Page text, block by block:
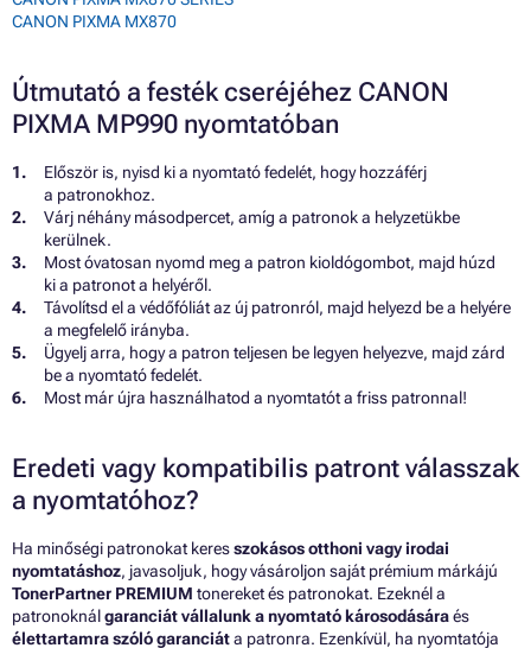
CANON PIXMA MX870
Útmutató a festék cseréjéhez CANON
PIXMA MP990 nyomtatóban
Először is, nyisd ki a nyomtató fedelét, hogy hozzáférj
a patronokhoz.
Várj néhány másodpercet, amíg a patronok a helyzetükbe
kerülnek.
Most óvatosan nyomd meg a patron kioldógombot, majd húzd
ki a patronot a helyéről.
Távolítsd el a védőfóliát az új patronról, majd helyezd be a helyére
a megfelelő irányba.
Ügyelj arra, hogy a patron teljesen be legyen helyezve, majd zárd
be a nyomtató fedelét.
Most már újra használhatod a nyomtatót a friss patronnal!
Eredeti vagy kompatibilis patront válasszak
a nyomtatóhoz?
Ha minőségi patronokat keresszokásos otthoni vagy irodai
nyomtatáshoz, javasoljuk, hogy vásároljon saját prémium márkájú
TonerPartner PREMIUM tonereket és patronokat. Ezeknél a
patronoknálgaranciát vállalunk a nyomtató károsodásáraés
élettartamra szóló garanciáta patronra. Ezenkívül, ha nyomtatója